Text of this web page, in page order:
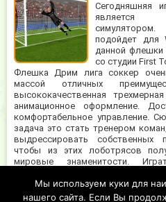
Сегодняшняя
является
подойдет для
данной флешки
со студии First
Флешка Дрим лига соккер
массой отличных
высококачественная
анимационное оформление.
комфортабельное управление.
задача это стать тренером
выдрессировать собственных
чтобы из этих лоботрясов
мировые знаменитости.
поле? Молодцы, начинайте их
тренируются. Нужно
Мы используем куки для
нашего сайта. Если Вы